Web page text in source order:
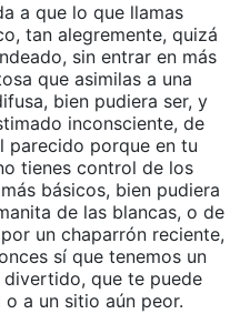
a que lo que llamas
tan alegremente, quizá
sin entrar en más
que asimilas a una
bien pudiera ser, y
inconsciente, de
parecido porque en tu
tienes control de los
básicos, bien pudiera
de las blancas, o de
un chaparrón reciente,
sí que tenemos un
que te puede
a un sitio aún peor.